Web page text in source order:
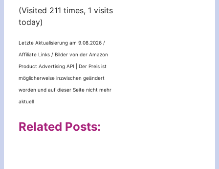
(Visited 211 times, 1 visits
today)
Letzte Aktualisierung am 9.08.2026 /
Affiliate Links / Bilder von der Amazon
Product Advertising API | Der Preis ist
möglicherweise inzwischen geändert
worden und auf dieser Seite nicht mehr
aktuell
Related Posts: